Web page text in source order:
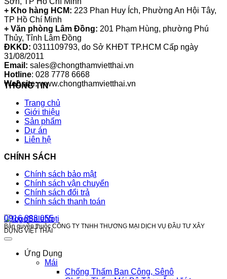
+ Kho hàng HCM: 223 Phan Huy Ích, Phường An Hội Tây,
TP Hồ Chí Minh
+ Văn phòng Lâm Đồng: 201 Phạm Hùng, phường Phú
Thủy, Tỉnh Lâm Đồng
ĐKKD: 0311109793, do Sở KHĐT TP.HCM Cấp ngày
31/08/2011
Email: sales@chongthamvietthai.vn
Hotline: 028 7778 6668
Website:www.chongthamvietthai.vn
THÔNG TIN
Trang chủ
Giới thiệu
Sản phẩm
Dự án
Liên hệ
CHÍNH SÁCH
Chính sách bảo mật
Chính sách vận chuyển
Chính sách đổi trả
Chính sách thanh toán
0916 888 055
Bản quyền thuộc CÔNG TY TNHH THƯƠNG MẠI DỊCH VỤ ĐẦU TƯ XÂY
DỰNG VIỆT THÁI
Ứng Dụng
Mái
Chống Thấm Ban Công, Sênô